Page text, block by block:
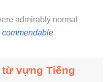
admirably normal
commendable
từ vựng Tiếng